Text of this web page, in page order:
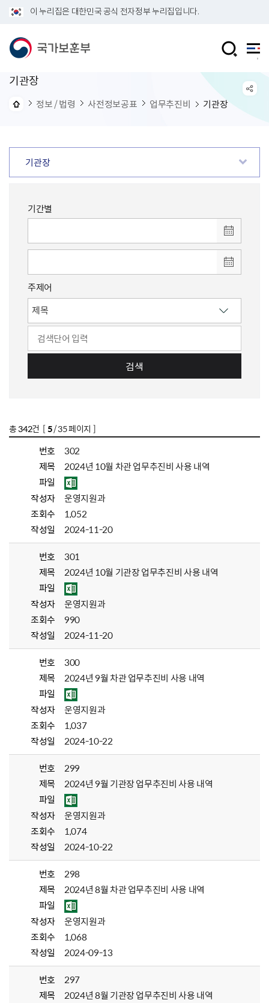
이 누리집은 대한민국 공식 전자정부 누리집입니다.
기관장
정보 / 법령 사전정보공표 업무추진비 기관장
기관장
기간별
주제어
검색
총342건 [5/ 35 페이지 ]
번호
302
제목
2024년 10월 차관 업무추진비 사용 내역
파일
작성자
운영지원과
조회수
1,052
작성일
2024-11-20
번호
301
제목
2024년 10월 기관장 업무추진비 사용 내역
파일
작성자
운영지원과
조회수
990
작성일
2024-11-20
번호
300
제목
2024년 9월 차관 업무추진비 사용 내역
파일
작성자
운영지원과
조회수
1,037
작성일
2024-10-22
번호
299
제목
2024년 9월 기관장 업무추진비 사용 내역
파일
작성자
운영지원과
조회수
1,074
작성일
2024-10-22
번호
298
제목
2024년 8월 차관 업무추진비 사용 내역
파일
작성자
운영지원과
조회수
1,068
작성일
2024-09-13
번호
297
제목
2024년 8월 기관장 업무추진비 사용 내역